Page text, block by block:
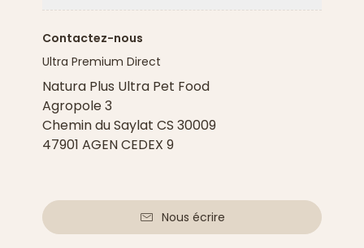
Contactez-nous
Ultra Premium Direct
Natura Plus Ultra Pet Food
Agropole 3
Chemin du Saylat CS 30009
47901 AGEN CEDEX 9
Nous écrire